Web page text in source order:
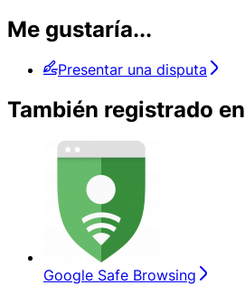
Me gustaría...
Presentar una disputa
También registrado en
Google Safe Browsing